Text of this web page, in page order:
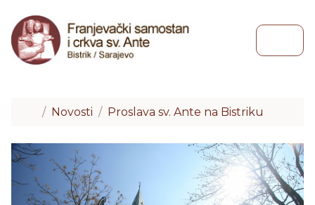
Menu
Home
Novosti Proslava sv. Ante na Bistriku